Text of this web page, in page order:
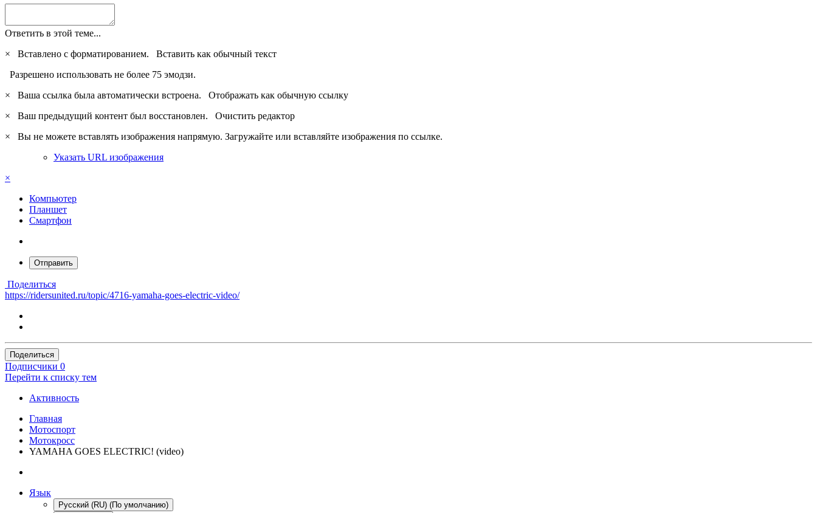
Ответить в этой теме...
×
Вставлено с форматированием. Вставить как обычный текст
Разрешено использовать не более 75 эмодзи.
×
Ваша ссылка была автоматически встроена. Отображать как обычную ссылку
×
Ваш предыдущий контент был восстановлен. Очистить редактор
×
Вы не можете вставлять изображения напрямую. Загружайте или вставляйте изображения по ссылке.
Указать URL изображения
×
Компьютер
Планшет
Смартфон
Отправить
Поделиться
https://ridersunited.ru/topic/4716-yamaha-goes-electric-video/
Поделиться
Подписчики 0
Перейти к списку тем
Активность
Главная
Мотоспорт
Мотокросс
YAMAHA GOES ELECTRIC! (video)
Язык
Русский (RU) (По умолчанию)